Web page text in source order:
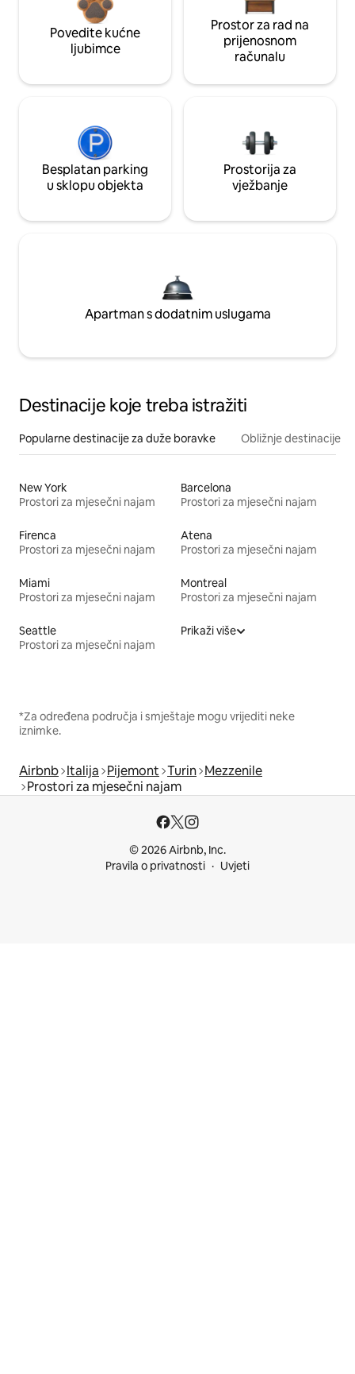
Povedite kućne
ljubimce
Prostor za rad na
prijenosnom
računalu
Besplatan parking
u sklopu objekta
Prostorija za
vježbanje
Apartman s dodatnim uslugama
Destinacije koje treba istražiti
Popularne destinacije za duže boravke Obližnje destinacije
New York
Prostori za mjesečni najam
Barcelona
Prostori za mjesečni najam
Firenca
Prostori za mjesečni najam
Atena
Prostori za mjesečni najam
Miami
Prostori za mjesečni najam
Montreal
Prostori za mjesečni najam
Seattle
Prostori za mjesečni najam
Prikaži više
*Za određena područja i smještaje mogu vrijediti neke
iznimke.
Airbnb Italija Pijemont Turin Mezzenile
Prostori za mjesečni najam
© 2026 Airbnb, Inc.
Pravila o privatnosti
Uvjeti